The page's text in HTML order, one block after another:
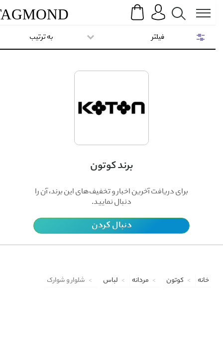
Search
TAGMOND
برند کوتون
برای دریافت آخرین اخبار و تخفیف‌های این برند، آن را
دنبال نمایید.
دنبال کردن
به ترتیب
خانه کوتون مردانه لباس شلوار و شوارک
فیلتر